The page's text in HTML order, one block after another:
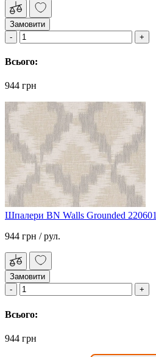
Замовити
Всього:
944 грн
Шпалери BN Walls Grounded 220601
944 грн / рул.
Замовити
Всього:
944 грн